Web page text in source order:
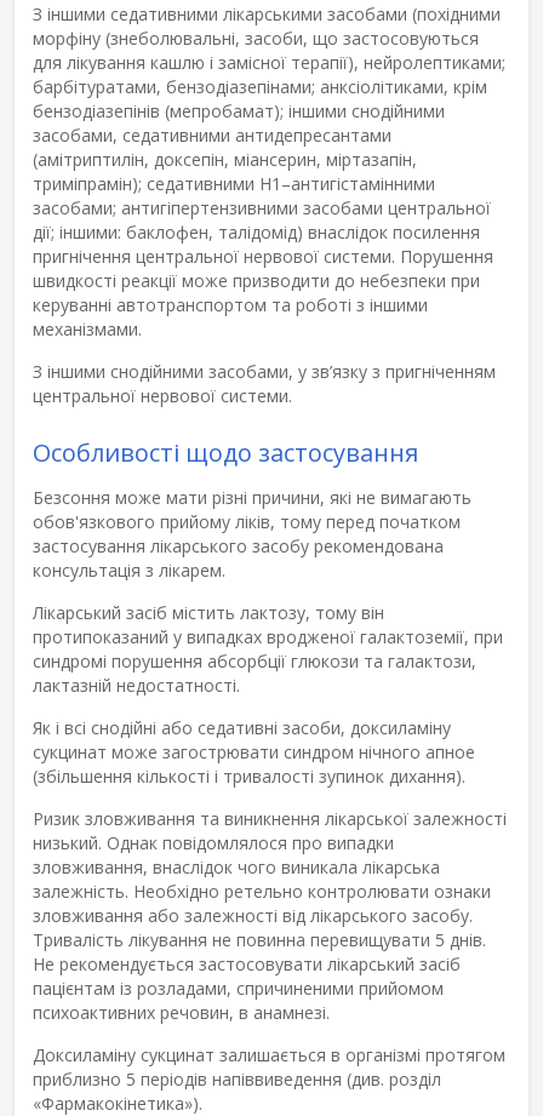
З іншими седативними лікарськими засобами (похідними
морфіну (знеболювальні, засоби, що застосовуються
для лікування кашлю і замісної терапії), нейролептиками;
барбітуратами, бензодіазепінами; анксіолітиками, крім
бензодіазепінів (мепробамат); іншими снодійними
засобами, седативними антидепресантами
(амітриптилін, доксепін, міансерин, міртазапін,
триміпрамін); седативними Н1 –антигістамінними
засобами; антигіпертензивними засобами центральної
дії; іншими: баклофен, талідомід) внаслідок посилення
пригнічення центральної нервової системи. Порушення
швидкості реакції може призводити до небезпеки при
керуванні автотранспортом та роботі з іншими
механізмами.
З іншими снодійними засобами, у зв’язку з пригніченням
центральної нервової системи.
Особливості щодо застосування
Безсоння може мати різні причини, які не вимагають
обов'язкового прийому ліків, тому перед початком
застосування лікарського засобу рекомендована
консультація з лікарем.
Лікарський засіб містить лактозу, тому він
протипоказаний у випадках вродженої галактоземії, при
синдромі порушення абсорбції глюкози та галактози,
лактазній недостатності.
Як і всі снодійні або седативні засоби, доксиламіну
сукцинат може загострювати синдром нічного апное
(збільшення кількості і тривалості зупинок дихання).
Ризик зловживання та виникнення лікарської залежності
низький. Однак повідомлялося про випадки
зловживання, внаслідок чого виникала лікарська
залежність. Необхідно ретельно контролювати ознаки
зловживання або залежності від лікарського засобу.
Тривалість лікування не повинна перевищувати 5 днів.
Не рекомендується застосовувати лікарський засіб
пацієнтам із розладами, спричиненими прийомом
психоактивних речовин, в анамнезі.
Доксиламіну сукцинат залишається в організмі протягом
приблизно 5 періодів напіввиведення (див. розділ
«Фармакокінетика»).